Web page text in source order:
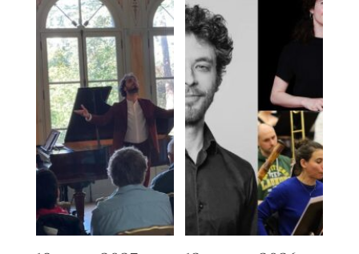
à
15,00 €
15,00 €